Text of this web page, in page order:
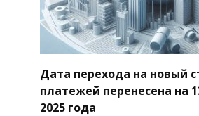
Дата перехода на новый
платежей перенесена на
2025 года